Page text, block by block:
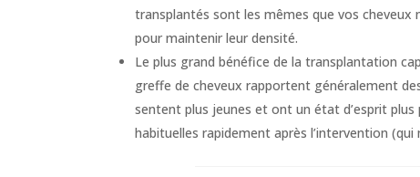
transplantés sont les mêmes que vos cheveux
pour maintenir leur densité.
Le plus grand bénéfice de la transplantation
greffe de cheveux rapportent généralement
sentent plus jeunes et ont un état d’esprit
habituelles rapidement après l’intervention